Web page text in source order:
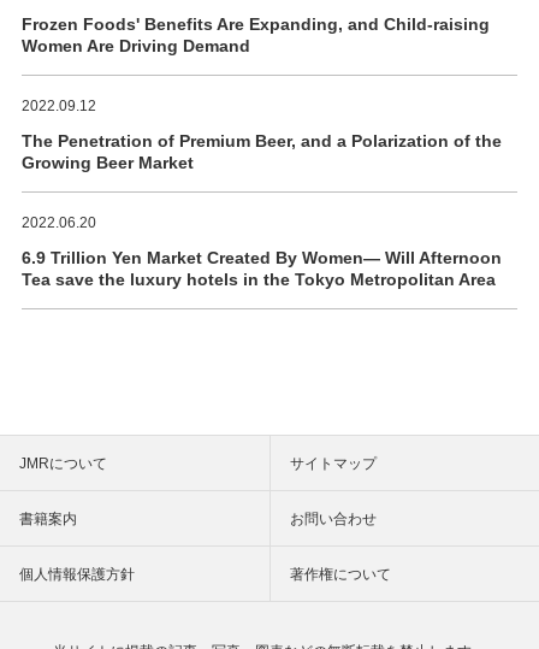
Frozen Foods' Benefits Are Expanding, and Child-raising
Women Are Driving Demand
2022.09.12
The Penetration of Premium Beer, and a Polarization of the
Growing Beer Market
2022.06.20
6.9 Trillion Yen Market Created By Women― Will Afternoon
Tea save the luxury hotels in the Tokyo Metropolitan Area
JMRについて サイトマップ
書籍案内 お問い合わせ
個人情報保護方針 著作権について